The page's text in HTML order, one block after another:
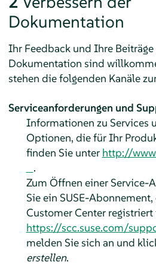
Dokumentation
Ihr Feedback und Ihre Beiträge
Dokumentation sind
stehen die folgenden Kanäle
Serviceanforderungen und
Informationen zu Services
Optionen, die für Ihr
finden Sie unter http://
.
Zum Öffnen einer Service-
Sie ein SUSE-Abonnement,
Customer Center registriert
https://scc.suse.com/
melden Sie sich an und
erstellen.